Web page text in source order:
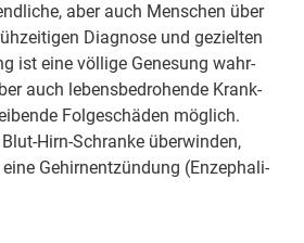
aber auch Men­schen über
Dia­gno­se und ge­ziel­ten
ist ei­ne völ­li­ge Ge­ne­sung wahr­
auch le­bens­be­dro­hen­de Krank­
Fol­ge­schä­den mög­lich.
Hirn-Schranke über­win­den,
Ge­hirn­ent­zün­dung (En­ze­pha­li­